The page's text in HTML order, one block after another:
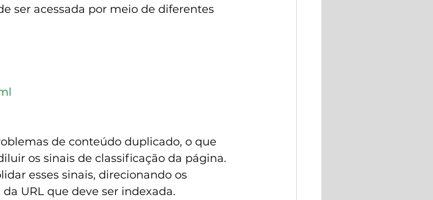
ser acessada por meio de diferentes
de conteúdo duplicado, o que
os sinais de classificação da página.
esses sinais, direcionando os
URL que deve ser indexada.